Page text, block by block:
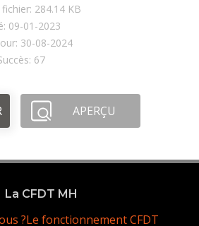
284.14 KB
09-01-2023
30-08-2024
67
APERÇU
La CFDT MH
?Le fonctionnement CFDT